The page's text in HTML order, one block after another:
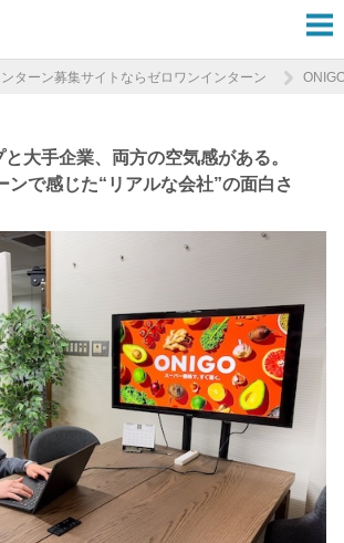
ターン募集サイトならゼロワンインターン
大手企業、両方の空気感がある。
ンで感じた“リアルな会社”の面白さ